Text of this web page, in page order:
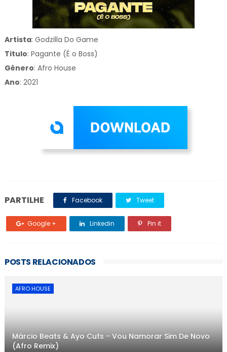
Artista: Godzilla Do Game
Titulo: Pagante (É o Boss)
Gênero: Afro House
Ano: 2021
PARTILHE Facebook Tweet
Google + Linkedin Pin it
POSTS RELACIONADOS
AFRO HOUSE
Márcio Beats & Ayo Cuts - Vou Namorar Sim De Novo
(Afro Remix)